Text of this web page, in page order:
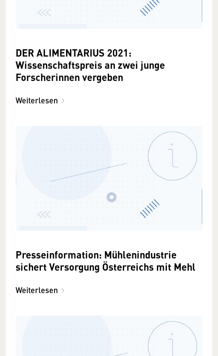
DER ALIMENTARIUS 2021:
Wissenschaftspreis an zwei junge
Forscherinnen vergeben
Weiterlesen
Presseinformation: Mühlenindustrie
sichert Versorgung Österreichs mit Mehl
Weiterlesen